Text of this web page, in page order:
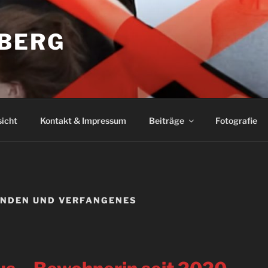
Kontakt & Impressum Beiträge Fotografie
UND VERFANGENES